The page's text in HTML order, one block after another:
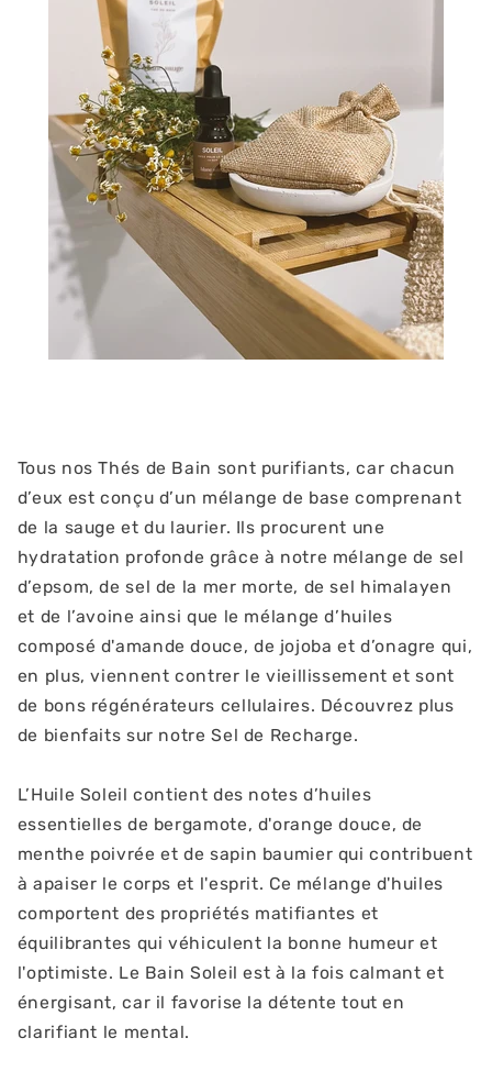
Tous nos Thés de Bain sont purifiants, car chacun
d’eux est conçu d’un mélange de base comprenant
de la sauge et du laurier. Ils procurent une
hydratation profonde grâce à notre mélange de sel
d’epsom, de sel de la mer morte, de sel himalayen
et de l’avoine ainsi que le mélange d’huiles
composé d'amande douce, de jojoba et d’onagre qui,
en plus, viennent contrer le vieillissement et sont
de bons régénérateurs cellulaires. Découvrez plus
de bienfaits sur notre Sel de Recharge.
L’Huile Soleil contient des notes d’huiles
essentielles de bergamote, d'orange douce, de
menthe poivrée et de sapin baumier qui contribuent
à apaiser le corps et l'esprit. Ce mélange d'huiles
comportent des propriétés matifiantes et
équilibrantes qui véhiculent la bonne humeur et
l'optimiste. Le Bain Soleil est à la fois calmant et
énergisant, car il favorise la détente tout en
clarifiant le mental.